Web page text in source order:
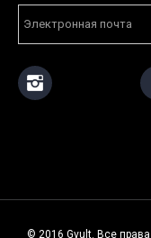
© 2016 Gvult. Все